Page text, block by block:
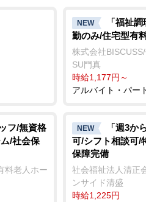
NEW
「福祉
勤のみ/住宅型有
株式会社
SU門真
時給1,177円～
アルバイト・パー
フ/無資格
/社会保
料老人ホー
NEW
「週3か
可/シフト相談可/
保障完備
社会福祉法人清正
ンサイド清盛
時給1,225円